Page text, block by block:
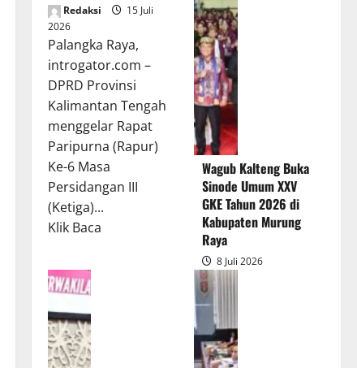
Redaksi
15 Juli
2026
Palangka Raya,
introgator.com –
DPRD Provinsi
Kalimantan Tengah
menggelar Rapat
Paripurna (Rapur)
Ke-6 Masa
Persidangan III
(Ketiga)...
Klik BacaRead
Wagub Kalteng Buka
Sinode Umum XXV
GKE Tahun 2026 di
Kabupaten Murung
Raya
8 Juli 2026